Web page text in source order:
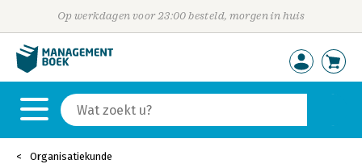
Op werkdagen voor 23:00 besteld, morgen in huis
Organisatiekunde